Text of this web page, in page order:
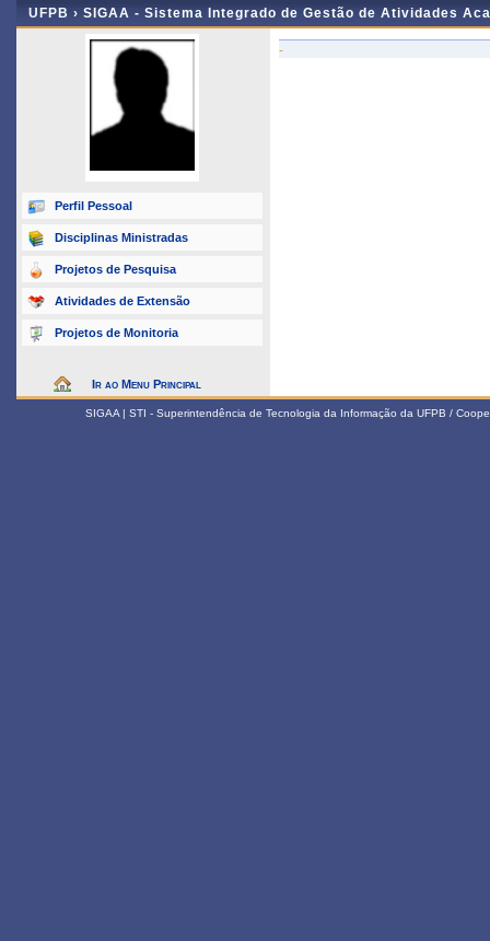
UFPB › SIGAA - Sistema Integrado de Gestão de Atividades
Perfil Pessoal
Disciplinas Ministradas
Projetos de Pesquisa
Atividades de Extensão
Projetos de Monitoria
Ir ao Menu Principal
-
SIGAA | STI - Superintendência de Tecnologia da Informação da UFPB /